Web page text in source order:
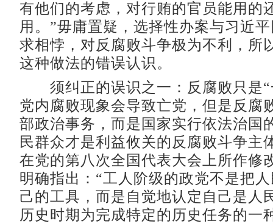
有他们的考虑，对行贿的官员能用的
用。”毋庸置疑，选择性办案与习近
求相悖，对反腐败斗争极为不利，所
这种做法的错误认识。
须纠正的误识之一：反腐败只是“
党内腐败现象会导致亡党，但是反腐
部政治事务，而是国家实行依法治国
民群众才是利益攸关的反腐败斗争主
在党的第八次全国代表大会上所作修
明确指出：“工人阶级的政党不是把
己的工具，而是自觉地认定自己是人
历史时期为完成特定的历史任务的一